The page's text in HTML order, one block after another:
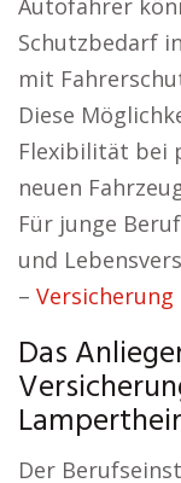
Autofahrer
Schutzbedarf
mit
Diese
Flexibilität bei
neuen
Für junge
und
– Versicherung
Das
Der